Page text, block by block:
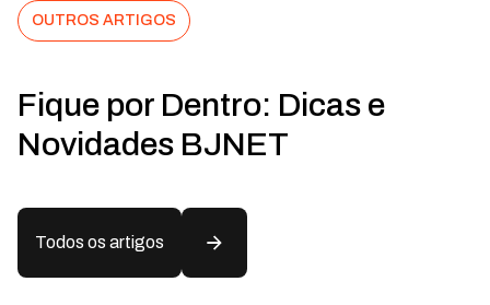
OUTROS ARTIGOS
Fique por Dentro: Dicas e
Novidades BJNET
Todos os artigos